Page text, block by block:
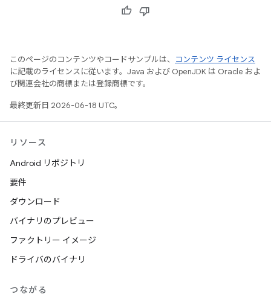
このページのコンテンツやコードサンプルは、
コンテンツ ライセンス
に記載のライセンスに従います。Java および OpenJDK は Oracle およ
び関連会社の商標または登録商標です。
最終更新日 2026-06-18 UTC。
リソース
Android リポジトリ
要件
ダウンロード
バイナリのプレビュー
ファクトリー イメージ
ドライバのバイナリ
つながる